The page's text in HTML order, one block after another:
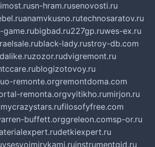
sn-hram.rusenovosti.ru
anamvkusno.rutechnosaratov.ru
game.rubigbad.ru227gp.ruwes-ex.ru
black-lady.rustroy-db.com
zozor.rudvigremont.ru
blogizotovoy.ru
o-remonte.orgremontdoma.com
remonta.orgvyitikho.rumirjon.ru
mycrazystars.rufilosofyfree.com
buffett.orggreleon.comsp-or.ru
detkiexpert.ru
vsesvoimirykami.ruinstrumentgid.ru